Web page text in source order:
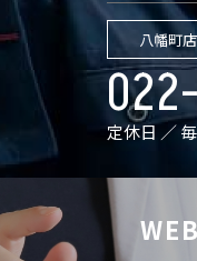
八幡町店
定休日 ／